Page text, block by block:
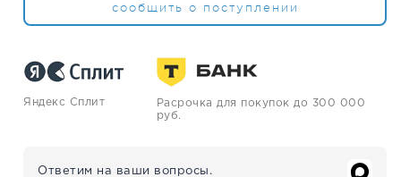
сообщить о поступлении
Яндекс Сплит
Расрочка для покупок до 300 000
руб.
Ответим на ваши вопросы.